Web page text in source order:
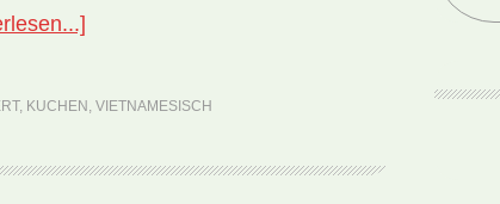
Lan
, KUCHEN , VIETNAMESISCH